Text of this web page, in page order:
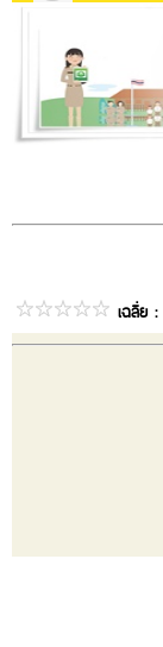
เฉลี่ย :